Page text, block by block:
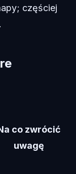
częściej
co zwrócić
uwagę